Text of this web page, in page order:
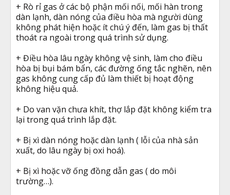
+ Rò rỉ gas ở các bộ phận mối nối, mối hàn trong
dàn lạnh, dàn nóng của điều hòa mà người dùng
không phát hiện hoặc ít chú ý đến, làm gas bị thất
thoát ra ngoài trong quá trình sử dụng.
+ Điều hòa lâu ngày không vệ sinh, làm cho điều
hòa bị bụi bám bẩn, các đường ống tắc nghẽn, nên
gas không cung cấp đủ làm thiết bị hoạt động
không hiệu quả.
+ Do van vặn chưa khít, thợ lắp đặt không kiểm tra
lại trong quá trình lắp đặt.
+ Bị xì dàn nóng hoặc dàn lạnh ( lỗi của nhà sản
xuất, do lâu ngày bị oxi hoá).
+ Bị xì hoặc vỡ ống đồng dẫn gas ( do môi
trường…).